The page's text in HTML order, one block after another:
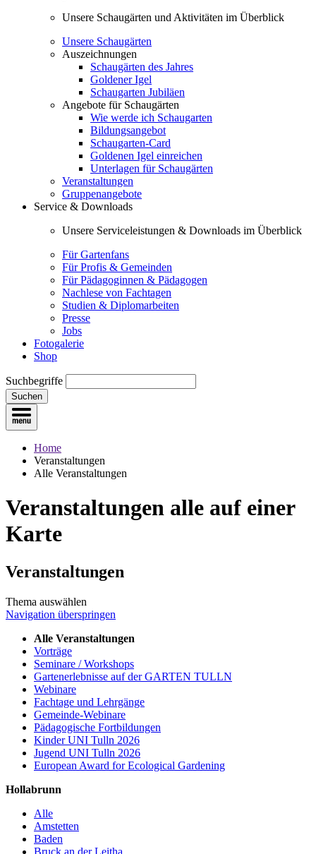
Unsere Schaugärten und Aktivitäten im Überblick
Unsere Schaugärten
Auszeichnungen
Schaugärten des Jahres
Goldener Igel
Schaugarten Jubiläen
Angebote für Schaugärten
Wie werde ich Schaugarten
Bildungsangebot
Schaugarten-Card
Goldenen Igel einreichen
Unterlagen für Schaugärten
Veranstaltungen
Gruppenangebote
Service & Downloads
Unsere Serviceleistungen & Downloads im Überblick
Für Gartenfans
Für Profis & Gemeinden
Für Pädagoginnen & Pädagogen
Nachlese von Fachtagen
Studien & Diplomarbeiten
Presse
Jobs
Fotogalerie
Shop
Suchbegriffe
Suchen
Home
Veranstaltungen
Alle Veranstaltungen
Veranstaltungen alle auf einer
Karte
Veranstaltungen
Thema auswählen
Navigation überspringen
Alle Veranstaltungen
Vorträge
Seminare / Workshops
Gartenerlebnisse auf der GARTEN TULLN
Webinare
Fachtage und Lehrgänge
Gemeinde-Webinare
Pädagogische Fortbildungen
Kinder UNI Tulln 2026
Jugend UNI Tulln 2026
European Award for Ecological Gardening
Hollabrunn
Alle
Amstetten
Baden
Bruck an der Leitha